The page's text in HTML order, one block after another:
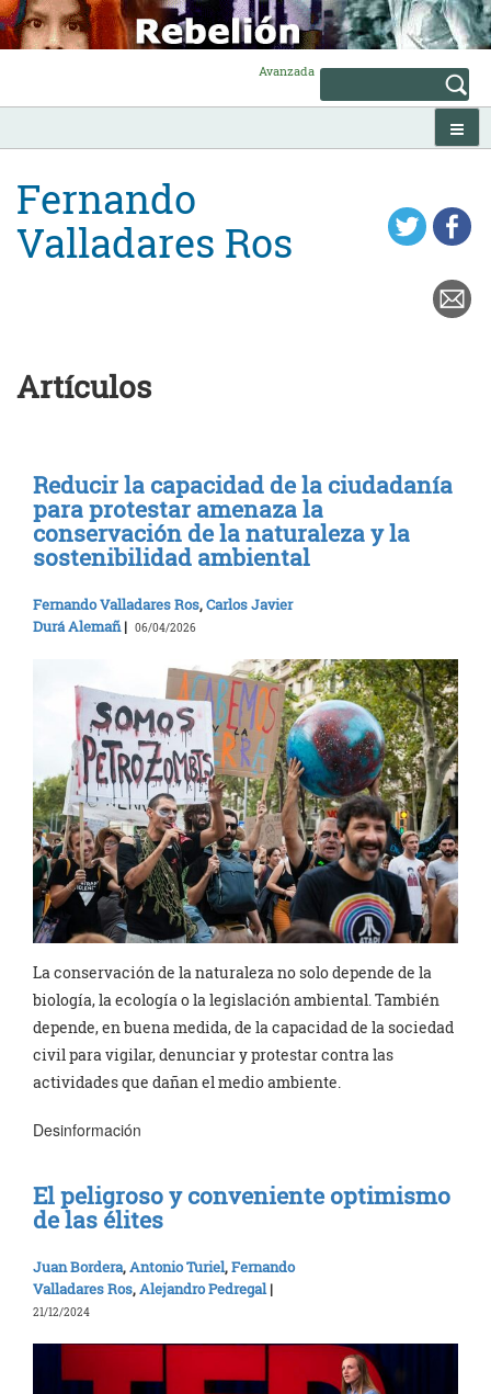
Skip
to
content
Avanzada
Fernando
Valladares Ros
Artículos
Reducir la capacidad de la ciudadanía
para protestar amenaza la
conservación de la naturaleza y la
sostenibilidad ambiental
Fernando Valladares Ros,Carlos Javier
Durá Alemañ| 06/04/2026
La conservación de la naturaleza no solo depende de la
biología, la ecología o la legislación ambiental. También
depende, en buena medida, de la capacidad de la sociedad
civil para vigilar, denunciar y protestar contra las
actividades que dañan el medio ambiente.
Desinformación
El peligroso y conveniente optimismo
de las élites
Juan Bordera,Antonio Turiel,Fernando
Valladares Ros,Alejandro Pedregal|
21/12/2024